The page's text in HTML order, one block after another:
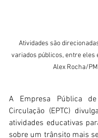
Atividades são
variados públicos, entre eles
Alex Rocha/
A Empresa Pública
Circulação (EPTC)
atividades educativas
sobre um trânsito mais